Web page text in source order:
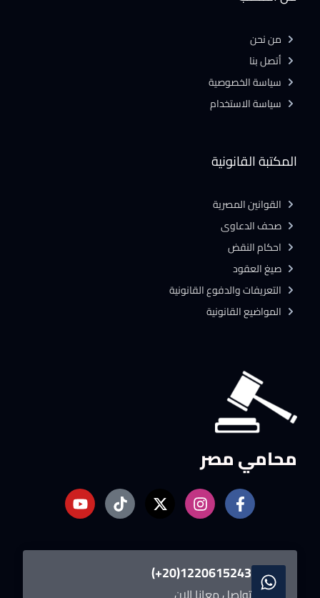
محامي مصر
1220615243(20+)
المكتبة القانونية
القوانين المصرية
صحف الدعاوى
احكام النقض
صيغ العقود
التعريفات والدفوع القانونية
المواضيع القانونية
من نحن
أتصل بنا
سياسة الخصوصية
سياسة الاستخدام